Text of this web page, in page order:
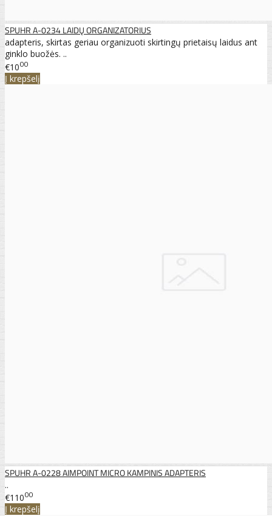
SPUHR A-0234 LAIDŲ ORGANIZATORIUS
adapteris, skirtas geriau organizuoti skirtingų prietaisų laidus ant
ginklo buožės. ..
€1000
Į krepšelį
SPUHR A-0228 AIMPOINT MICRO KAMPINIS ADAPTERIS
..
€11000
Į krepšelį